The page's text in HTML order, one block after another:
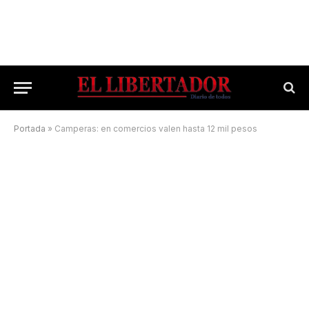
Portada » Camperas: en comercios valen hasta 12 mil pesos